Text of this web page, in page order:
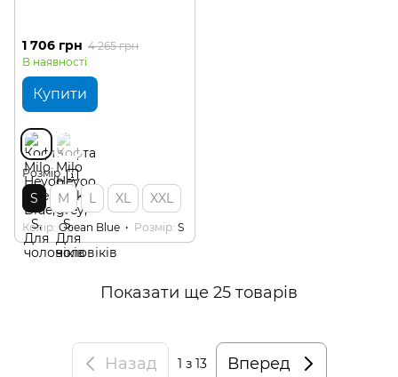
1 706 грн 4 265 грн
В наявності
Купити
Розмір
S M L XL XXL
Колір Ocean Blue Розмір S
Показати ще 25 товарів
Назад 1 з 13 Вперед